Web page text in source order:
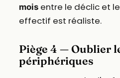
moisentre le déclic et
effectif est réaliste.
Piège 4 — Oublier
périphériques